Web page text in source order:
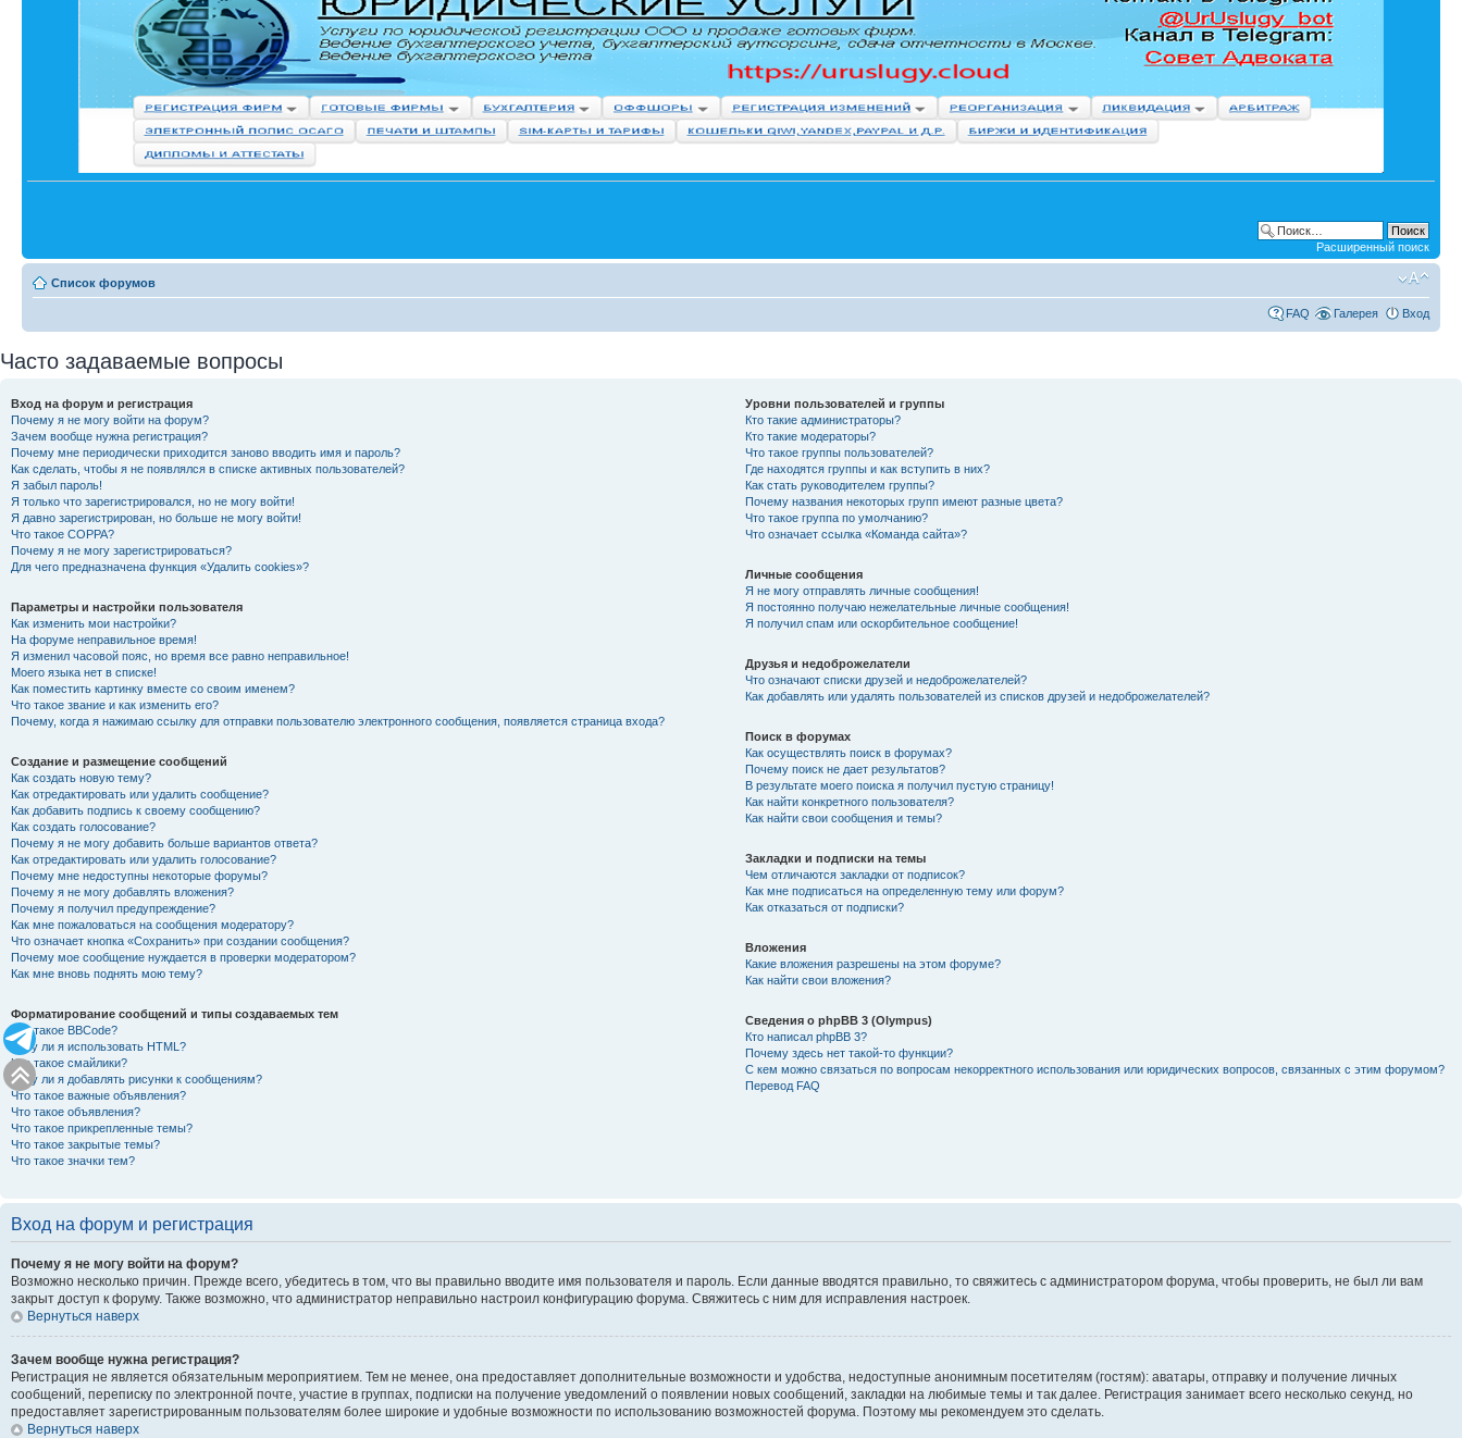
Расширенный поиск
Список форумов
FAQ Галерея Вход
Часто задаваемые вопросы
Вход на форум и регистрация
Почему я не могу войти на форум?
Зачем вообще нужна регистрация?
Почему мне периодически приходится заново вводить имя и пароль?
Как сделать, чтобы я не появлялся в списке активных пользователей?
Я забыл пароль!
Я только что зарегистрировался, но не могу войти!
Я давно зарегистрирован, но больше не могу войти!
Что такое COPPA?
Почему я не могу зарегистрироваться?
Для чего предназначена функция «Удалить cookies»?
Параметры и настройки пользователя
Как изменить мои настройки?
На форуме неправильное время!
Я изменил часовой пояс, но время все равно неправильное!
Моего языка нет в списке!
Как поместить картинку вместе со своим именем?
Что такое звание и как изменить его?
Почему, когда я нажимаю ссылку для отправки пользователю электронного сообщения, появляется страница входа?
Создание и размещение сообщений
Как создать новую тему?
Как отредактировать или удалить сообщение?
Как добавить подпись к своему сообщению?
Как создать голосование?
Почему я не могу добавить больше вариантов ответа?
Как отредактировать или удалить голосование?
Почему мне недоступны некоторые форумы?
Почему я не могу добавлять вложения?
Почему я получил предупреждение?
Как мне пожаловаться на сообщения модератору?
Что означает кнопка «Сохранить» при создании сообщения?
Почему мое сообщение нуждается в проверки модератором?
Как мне вновь поднять мою тему?
Форматирование сообщений и типы создаваемых тем
Что такое BBCode?
Могу ли я использовать HTML?
Что такое смайлики?
Могу ли я добавлять рисунки к сообщениям?
Что такое важные объявления?
Что такое объявления?
Что такое прикрепленные темы?
Что такое закрытые темы?
Что такое значки тем?
Уровни пользователей и группы
Кто такие администраторы?
Кто такие модераторы?
Что такое группы пользователей?
Где находятся группы и как вступить в них?
Как стать руководителем группы?
Почему названия некоторых групп имеют разные цвета?
Что такое группа по умолчанию?
Что означает ссылка «Команда сайта»?
Личные сообщения
Я не могу отправлять личные сообщения!
Я постоянно получаю нежелательные личные сообщения!
Я получил спам или оскорбительное сообщение!
Друзья и недоброжелатели
Что означают списки друзей и недоброжелателей?
Как добавлять или удалять пользователей из списков друзей и недоброжелателей?
Поиск в форумах
Как осуществлять поиск в форумах?
Почему поиск не дает результатов?
В результате моего поиска я получил пустую страницу!
Как найти конкретного пользователя?
Как найти свои сообщения и темы?
Закладки и подписки на темы
Чем отличаются закладки от подписок?
Как мне подписаться на определенную тему или форум?
Как отказаться от подписки?
Вложения
Какие вложения разрешены на этом форуме?
Как найти свои вложения?
Сведения о phpBB 3 (Olympus)
Кто написал phpBB 3?
Почему здесь нет такой-то функции?
С кем можно связаться по вопросам некорректного использования или юридических вопросов, связанных с этим форумом?
Перевод FAQ
Вход на форум и регистрация
Почему я не могу войти на форум?
Возможно несколько причин. Прежде всего, убедитесь в том, что вы правильно вводите имя пользователя и пароль. Если данные вводятся правильно, то свяжитесь с администратором форума, чтобы проверить, не был ли вам
закрыт доступ к форуму. Также возможно, что администратор неправильно настроил конфигурацию форума. Свяжитесь с ним для исправления настроек.
Вернуться наверх
Зачем вообще нужна регистрация?
Регистрация не является обязательным мероприятием. Тем не менее, она предоставляет дополнительные возможности и удобства, недоступные анонимным посетителям (гостям): аватары, отправку и получение личных
сообщений, переписку по электронной почте, участие в группах, подписки на получение уведомлений о появлении новых сообщений, закладки на любимые темы и так далее. Регистрация занимает всего несколько секунд, но
предоставляет зарегистрированным пользователям более широкие и удобные возможности по использованию возможностей форума. Поэтому мы рекомендуем это сделать.
Вернуться наверх